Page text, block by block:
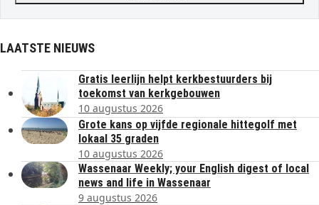
LAATSTE NIEUWS
Gratis leerlijn helpt kerkbestuurders bij
toekomst van kerkgebouwen
10 augustus 2026
Grote kans op vijfde regionale hittegolf met
lokaal 35 graden
10 augustus 2026
Wassenaar Weekly; your English digest of local
news and life in Wassenaar
9 augustus 2026